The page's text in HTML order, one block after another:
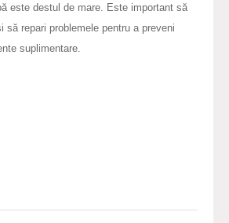
este destul de mare. Este important să
să repari problemele pentru a preveni
suplimentare.